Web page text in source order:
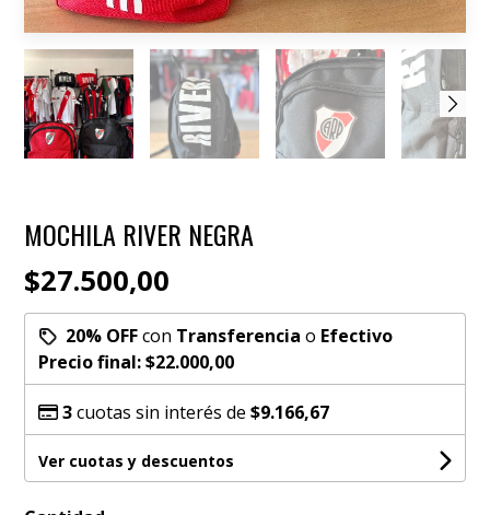
MOCHILA RIVER NEGRA
$27.500,00
20% OFFcon Transferencia o Efectivo
Precio final:$22.000,00
3cuotas sin interés de$9.166,67
Ver cuotas y descuentos